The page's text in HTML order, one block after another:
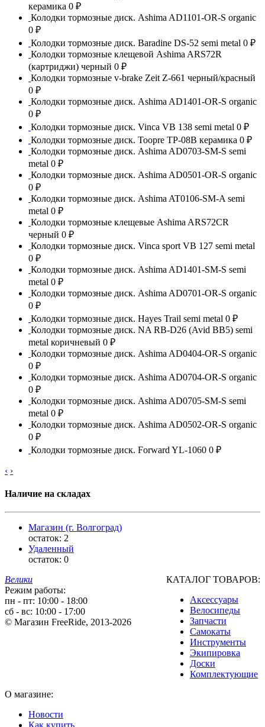
керамика 0 ₽
Колодки тормозные диск. Ashima AD1101-OR-S organic
0 ₽
Колодки тормозные диск. Baradine DS-52 semi metal 0 ₽
Колодки тормозные клещевой Ashima ARS72R
(картриджи) черный 0 ₽
Колодки тормозные v-brake Zeit Z-661 черный/красный
0 ₽
Колодки тормозные диск. Ashima AD1401-OR-S organic
0 ₽
Колодки тормозные диск. Vinca VB 138 semi metal 0 ₽
Колодки тормозные диск. Toopre TP-08B керамика 0 ₽
Колодки тормозные диск. Ashima AD0703-SM-S semi
metal 0 ₽
Колодки тормозные диск. Ashima AD0501-OR-S organic
0 ₽
Колодки тормозные диск. Ashima AT0106-SM-A semi
metal 0 ₽
Колодки тормозные клещевые Ashima ARS72CR
черный 0 ₽
Колодки тормозные диск. Vinca sport VB 127 semi metal
0 ₽
Колодки тормозные диск. Ashima AD1401-SM-S semi
metal 0 ₽
Колодки тормозные диск. Ashima AD0701-OR-S organic
0 ₽
Колодки тормозные диск. Hayes Trail semi metal 0 ₽
Колодки тормозные диск. NA RB-D26 (Avid BB5) semi
metal коричневый 0 ₽
Колодки тормозные диск. Ashima AD0404-OR-S organic
0 ₽
Колодки тормозные диск. Ashima AD0704-OR-S organic
0 ₽
Колодки тормозные диск. Ashima AD0705-SM-S semi
metal 0 ₽
Колодки тормозные диск. Ashima AD0502-OR-S organic
0 ₽
Колодки тормозные диск. Forward YL-1060 0 ₽
‹ ›
Наличие на складах
Магазин (г. Волгоград)
остаток: 2
Удаленный
остаток: 0
Велики
Режим работы:
пн - пт: 10:00 - 18:00
сб - вс: 10:00 - 17:00
© Магазин FreeRide, 2013-2026
КАТАЛОГ ТОВАРОВ:
Аксессуары
Велосипеды
Запчасти
Самокаты
Инструменты
Экипировка
Доски
Комплектующие
О магазине:
Новости